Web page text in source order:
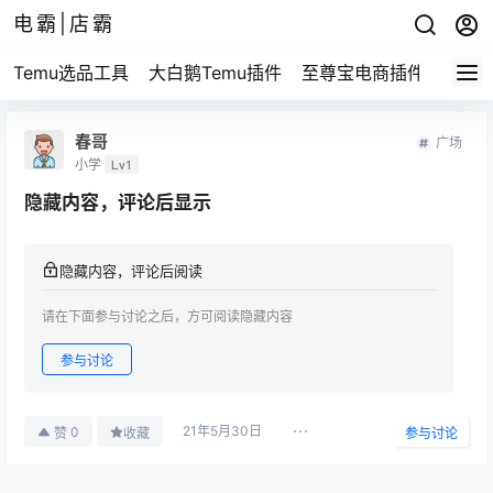
电霸|店霸
Temu选品工具 大白鹅Temu插件 至尊宝电商插件 买家
春哥
小学 Lv1
广场
隐藏内容，评论后显示
隐藏内容，评论后阅读
请在下面参与讨论之后，方可阅读隐藏内容
参与讨论
赞 0 收藏 21年5月30日 参与讨论